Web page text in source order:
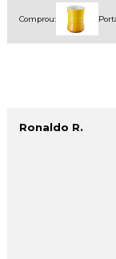
Comprou:
Ronaldo R.